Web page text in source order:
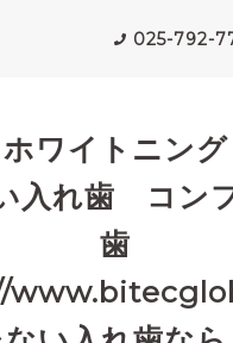
025-792-
ホワイトニン
入れ歯 コン
歯